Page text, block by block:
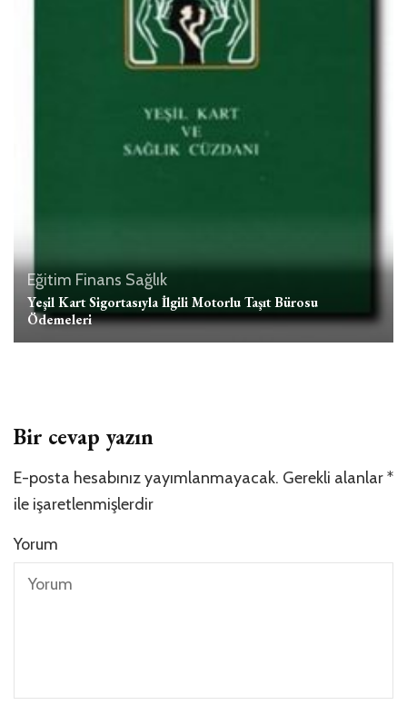
Eğitim Finans Sağlık
Yeşil Kart Sigortasıyla İlgili Motorlu Taşıt Bürosu
Ödemeleri
Bir cevap yazın
E-posta hesabınız yayımlanmayacak. Gerekli alanlar*
ile işaretlenmişlerdir
Yorum